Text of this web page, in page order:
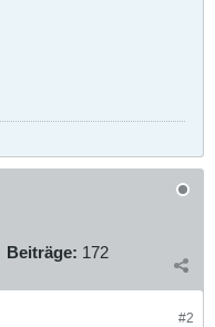
Beiträge: 172
#2